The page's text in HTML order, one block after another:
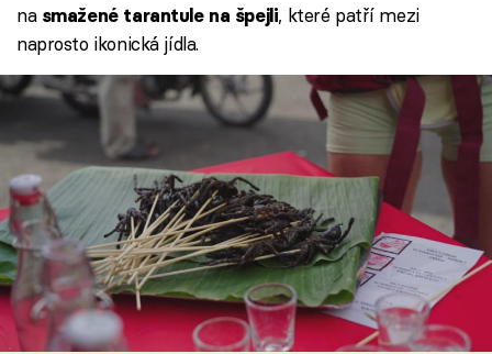
na smažené tarantule na špejli, které patří mezi
naprosto ikonická jídla.